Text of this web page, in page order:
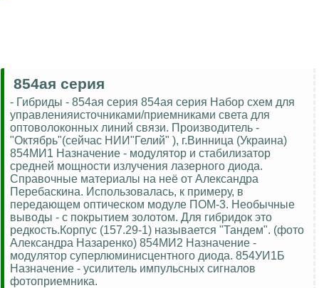
854ая серия
- Гибриды - 854ая серия 854ая серия Набор схем для
управленияисточниками/приемниками света для
оптоволоконных линий связи. Производитель -
"Октябрь"(сейчас НИИ"Гелий" ), г.Винница (Украина)
854МИ1 Назначение - модулятор и стабилизатор
средней мощности излучения лазерного диода.
Справочные материалы на неё от Александра
Перебаскина. Использовалась, к примеру, в
передающем оптическом модуле ПОМ-3. Необычные
выводы - с покрытием золотом. Для гибридок это
редкость.Корпус (157.29-1) называется "Тандем". (фото
Александра Назаренко) 854МИ2 Назначение -
модулятор суперлюминисцентного диода. 854УИ1Б
Назначение - усилитель импульсных сигналов
фотоприемника.